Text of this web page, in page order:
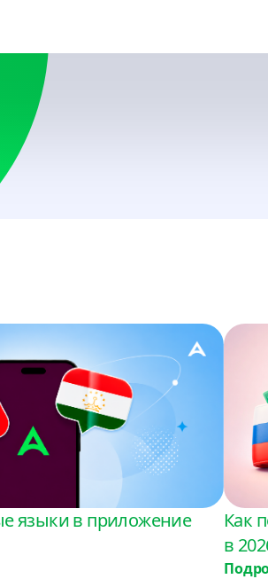
Вьетнам
VND, USD
Гана
USD
USD
языки в приложение
Как
в